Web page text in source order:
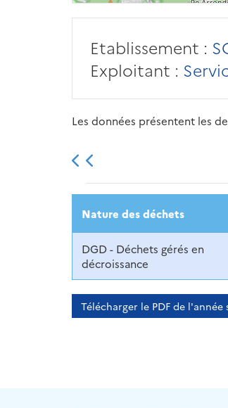
Etablissement :
Exploitant :
Les données présentent les
2013 2014
Nature des déchets
DGD - Déchets gérés en
décroissance
Télécharger le PDF de